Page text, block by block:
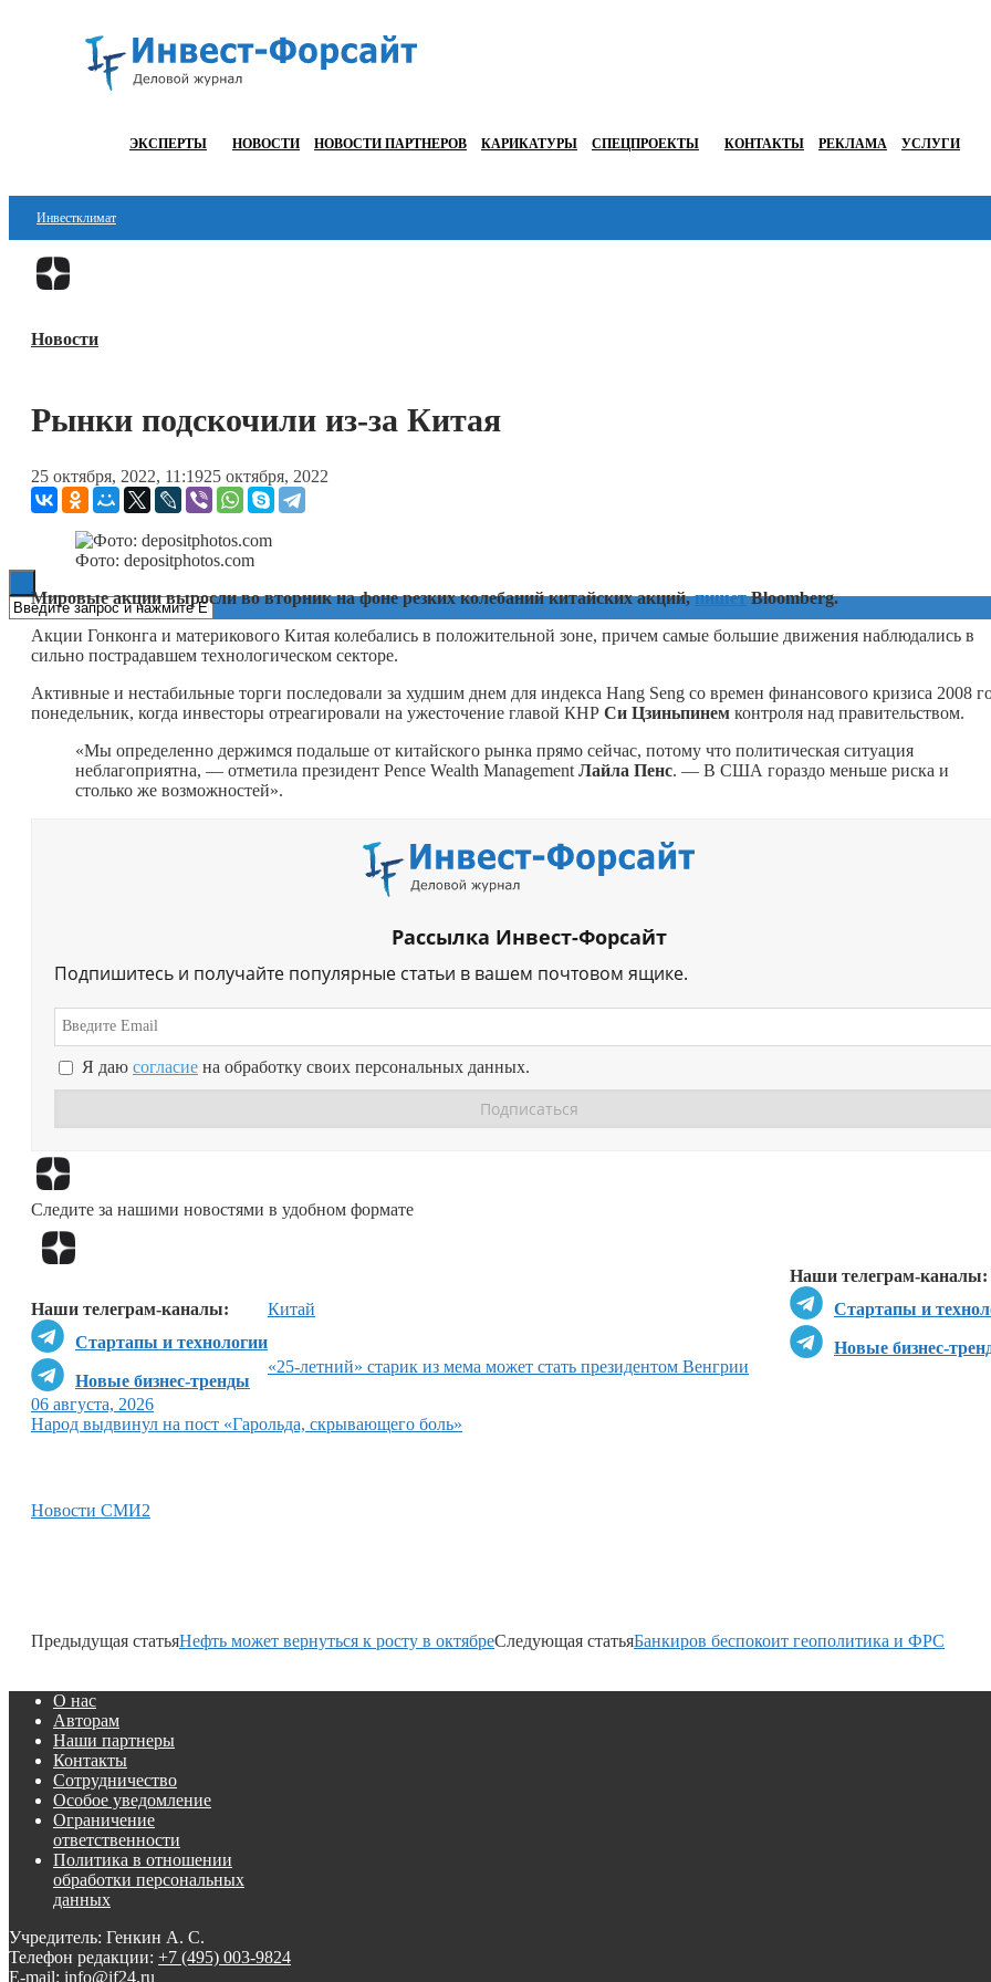
ЭКСПЕРТЫ НОВОСТИ НОВОСТИ ПАРТНЕРОВ КАРИКАТУРЫ СПЕЦПРОЕКТЫ КОНТАКТЫ РЕКЛАМА УСЛУГИ
Инвестклимат
Финансы
Блокчейн
ESG
Новости
Рынки подскочили из-за Китая
25 октября, 2022, 11:1925 октября, 2022
Фото: depositphotos.com
Мировые акции выросли во вторник на фоне резких колебаний китайских акций,пишетBloomberg.
Акции Гонконга и материкового Китая колебались в положительной зоне, причем самые большие движения наблюдались в
сильно пострадавшем технологическом секторе.
Активные и нестабильные торги последовали за худшим днем для индекса Hang Seng со времен финансового кризиса 2008
понедельник, когда инвесторы отреагировали на ужесточение главой КНР Си Цзиньпинем контроля над правительством.
«Мы определенно держимся подальше от китайского рынка прямо сейчас, потому что политическая ситуация
неблагоприятна, — отметила президент Pence Wealth Management Лайла Пенс. — В США гораздо меньше риска и
столько же возможностей».
Рассылка Инвест-Форсайт
Подпишитесь и получайте популярные статьи в вашем почтовом ящике.
Я даю согласие на обработку своих персональных данных.
Следите за нашими новостями в удобном формате
Наши телеграм-каналы:
Стартапы и
Новые бизнес-
Наши телеграм-каналы:
Стартапы и технологии
Новые бизнес-тренды
Китай
«25-летний» старик из мема может стать президентом Венгрии
06 августа, 2026
Народ выдвинул на пост «Гарольда, скрывающего боль»
Новости СМИ2
Предыдущая статьяНефть может вернуться к росту в октябреСледующая статьяБанкиров беспокоит геополитика и ФРС
О нас
Авторам
Наши партнеры
Контакты
Сотрудничество
Особое уведомление
Ограничение
ответственности
Политика в отношении
обработки персональных
данных
Учредитель: Генкин А. С.
Телефон редакции: +7 (495) 003-9824
E-mail: info@if24.ru